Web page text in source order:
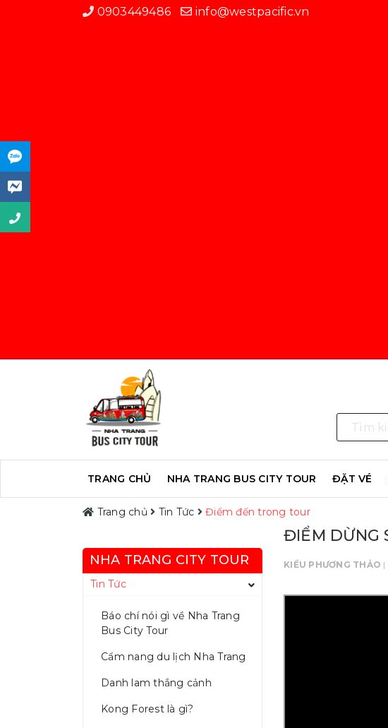
0903449486 info@westpacific.vn
TRANG CHỦ NHA TRANG BUS CITY TOUR ĐẶT VÉ
Trang chủ Tin Tức Điểm đến trong tour
NHA TRANG CITY TOUR
Tin Tức
Báo chí nói gì về Nha Trang
Bus City Tour
Cẩm nang du lịch Nha Trang
Danh lam thắng cảnh
Kong Forest là gì?
ĐIỂM DỪNG
KIỀU PHƯƠNG THẢO |